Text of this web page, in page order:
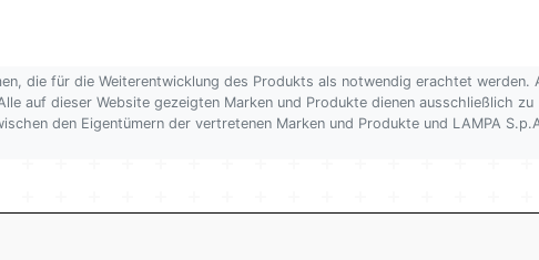
die für die Weiterentwicklung des Produkts als notwendig erachtet werden.
auf dieser Website gezeigten Marken und Produkte dienen ausschließlich zu
den Eigentümern der vertretenen Marken und Produkte und LAMPA